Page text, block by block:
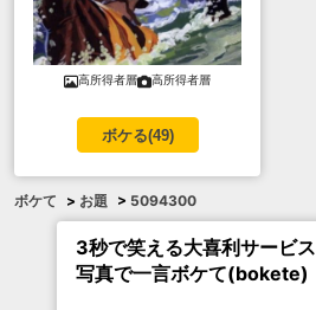
高所得者層 高所得者層
ボケる(49)
ボケて > お題 > 5094300
3秒で笑える大喜利サービス
写真で一言ボケて(bokete)